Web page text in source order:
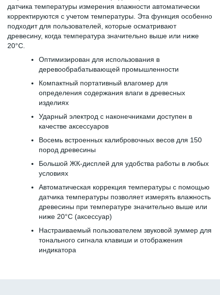
датчика температуры измерения влажности автоматически
корректируются с учетом температуры. Эта функция особенно
подходит для пользователей, которые осматривают
древесину, когда температура значительно выше или ниже
20°C.
Оптимизирован для использования в
деревообрабатывающей промышленности
Компактный портативный влагомер для
определения содержания влаги в древесных
изделиях
Ударный электрод с наконечниками доступен в
качестве аксессуаров
Восемь встроенных калибровочных весов для 150
пород древесины
Большой ЖК-дисплей для удобства работы в любых
условиях
Автоматическая коррекция температуры с помощью
датчика температуры позволяет измерять влажность
древесины при температуре значительно выше или
ниже 20°C (аксессуар)
Настраиваемый пользователем звуковой зуммер для
тонального сигнала клавиши и отображения
индикатора